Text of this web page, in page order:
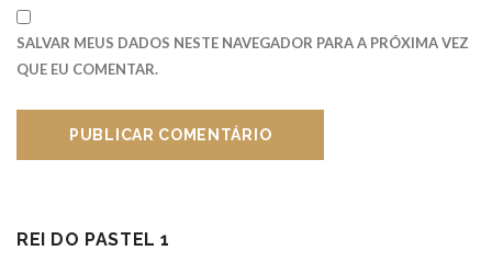
SALVAR MEUS DADOS NESTE NAVEGADOR PARA A PRÓXIMA VEZ
QUE EU COMENTAR.
REI DO PASTEL 1